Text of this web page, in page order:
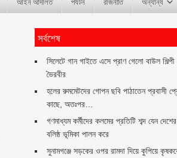
সর্বশেষ
সিলেটে গান গাইতে এসে প্রাণ গেলো বাউল শিল্পী
ভৈরবীর
হলের রুমমেটদের গোপন ছবি পাঠাতেন প্রবাসী
কাছে, অতঃপর…
গণমাধ্যম কর্মীদের কলমের প্রতিটি শব্দ যেন
বলিষ্ঠ ভূমিকা পালন করে
সুনামগঞ্জে সড়কের ওপর রামদা দিয়ে কুপিয়ে